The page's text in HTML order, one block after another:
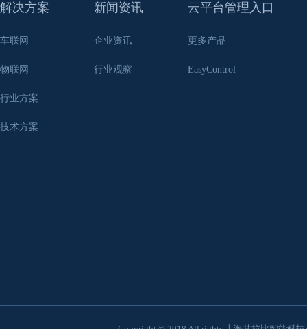
解决方案
车联网
物联网
行业方案
技术方案
新闻资讯
企业资讯
行业观察
云平台管理入口
更多产品
EasyControl